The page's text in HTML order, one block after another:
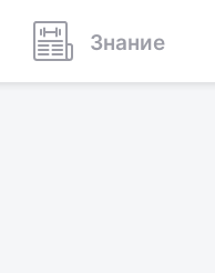
Знание